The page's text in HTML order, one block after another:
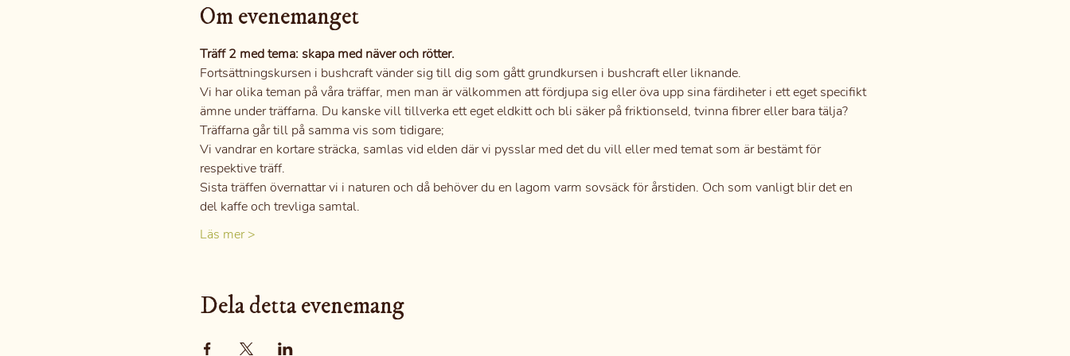
Om evenemanget
Träff 2 med tema: skapa med näver och rötter.
Fortsättningskursen i bushcraft vänder sig till dig som gått grundkursen i bushcraft eller liknande.
Vi har olika teman på våra träffar, men man är välkommen att fördjupa sig eller öva upp sina färdiheter i ett eget specifikt
ämne under träffarna. Du kanske vill tillverka ett eget eldkitt och bli säker på friktionseld, tvinna fibrer eller bara tälja?
Träffarna går till på samma vis som tidigare;
Vi vandrar en kortare sträcka, samlas vid elden där vi pysslar med det du vill eller med temat som är bestämt för
respektive träff.
Sista träffen övernattar vi i naturen och då behöver du en lagom varm sovsäck för årstiden. Och som vanligt blir det en
del kaffe och trevliga samtal.
Läs mer >
Dela detta evenemang